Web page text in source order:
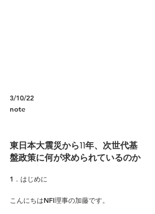
3/10/22
note
東日本大震災から11年、次世代基
盤政策に何が求められているのか
1．はじめに
こんにちはNFI理事の加藤です。